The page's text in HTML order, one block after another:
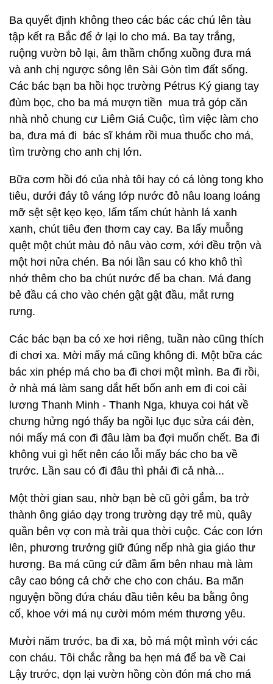
Ba quyết định không theo các bác các chú lên tàu
tập kết ra Bắc để ở lại lo cho má. Ba tay trắng,
ruộng vườn bỏ lại, âm thầm chống xuồng đưa má
và anh chị ngược sông lên Sài Gòn tìm đất sống.
Các bác bạn ba hồi học trường Pétrus Ký giang tay
đùm bọc, cho ba má mượn tiền mua trả góp căn
nhà nhỏ chung cư Liêm Giá Cuộc, tìm việc làm cho
ba, đưa má đi bác sĩ khám rồi mua thuốc cho má,
tìm trường cho anh chị lớn.
Bữa cơm hồi đó của nhà tôi hay có cá lòng tong kho
tiêu, dưới đáy tô váng lớp nước đỏ nâu loang loáng
mỡ sệt sệt kẹo kẹo, lấm tấm chút hành lá xanh
xanh, chút tiêu đen thơm cay cay. Ba lấy muỗng
quệt một chút màu đỏ nâu vào cơm, xới đều trộn và
một hơi nửa chén. Ba nói lần sau có kho khô thì
nhớ thêm cho ba chút nước để ba chan. Má đang
bẻ đầu cá cho vào chén gật gật đầu, mắt rưng
rưng.
Các bác bạn ba có xe hơi riêng, tuần nào cũng thích
đi chơi xa. Mời mấy má cũng không đi. Một bữa các
bác xin phép má cho ba đi chơi một mình. Ba đi rồi,
ở nhà má làm sang dắt hết bốn anh em đi coi cải
lương Thanh Minh - Thanh Nga, khuya coi hát về
chưng hửng ngó thấy ba ngồi lục đục sửa cái đèn,
nói mấy má con đi đâu làm ba đợi muốn chết. Ba đi
không vui gì hết nên cáo lỗi mấy bác cho ba về
trước. Lần sau có đi đâu thì phải đi cả nhà...
Một thời gian sau, nhờ bạn bè cũ gởi gắm, ba trở
thành ông giáo dạy trong trường dạy trẻ mù, quây
quần bên vợ con mà trải qua thời cuộc. Các con lớn
lên, phương trưởng giữ đúng nếp nhà gia giáo thư
hương. Ba má cũng cứ đầm ấm bên nhau mà làm
cây cao bóng cả chở che cho con cháu. Ba mãn
nguyện bồng đứa cháu đầu tiên kêu ba bằng ông
cố, khoe với má nụ cười móm mém thương yêu.
Mười năm trước, ba đi xa, bỏ má một mình với các
con cháu. Tôi chắc rằng ba hẹn má để ba về Cai
Lậy trước, dọn lại vườn hồng còn đón má cho má